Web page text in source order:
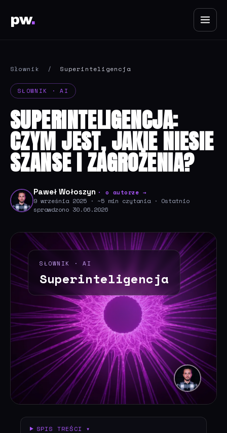
pw.
Słownik / Superinteligencja
SŁOWNIK · AI
SUPERINTELIGENCJA:
CZYM JEST, JAKIE NIESIE
SZANSE I ZAGROŻENIA?
Paweł Wołoszyn · o autorze →
9 września 2025 · ~5 min czytania · Ostatnio
sprawdzono 30.06.2026
SŁOWNIK · AI
Superinteligencja
SPIS TREŚCI ▾